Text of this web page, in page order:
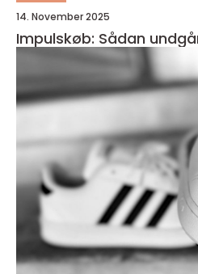
14. November 2025
Impulskøb: Sådan